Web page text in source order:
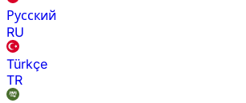
Русский
RU
Türkçe
TR